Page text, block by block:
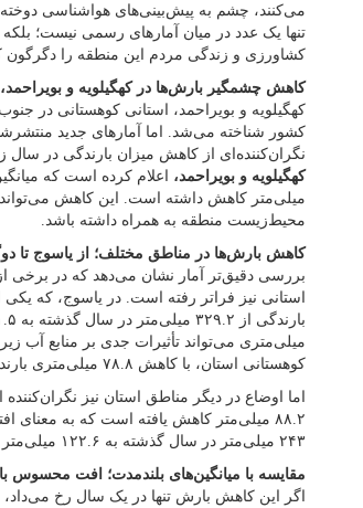
تنها یک عدد در میان آمارهای رسمی نیست؛
کشاورزی و زندگی مردم این منطقه را دگرگون
کاهش چشمگیر بارش‌ها در کهگیلویه و
کهگیلویه و بویراحمد، استانی کوهستانی در
کشور شناخته می‌شد. اما آمارهای جدید
نگران‌کننده‌ای از کاهش میزان بارندگی در سال
کهگیلویه و بویراحمد،
میلی‌متر کاهش داشته است. این کاهش می‌تواند
محیط‌زیست منطقه به همراه داشته باشد.
کاهش بارش‌ها در مناطق مختلف؛ از یاسوج تا
بررسی دقیق‌تر آمار نشان می‌دهد که در برخی
استانی نیز فراتر رفته است. در یاسوج، که
میلی‌متری می‌تواند تأثیرات جدی بر منابع
کوهستانی استان، با کاهش ۷۸.۸ میلی‌متری بارندگی روبه‌رو شده است.
۲۴۳ میلی‌متر در سال گذشته به ۱۲۲.۶ میلی‌متر رسیده است، یعنی تقریباً نصف شده است.
مقایسه با میانگین‌های بلندمدت؛ افت محسوس
اگر این کاهش بارش تنها در یک سال رخ